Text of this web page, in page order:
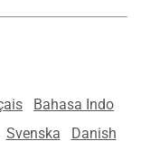
Bahasa Indo
Svenska
Danish